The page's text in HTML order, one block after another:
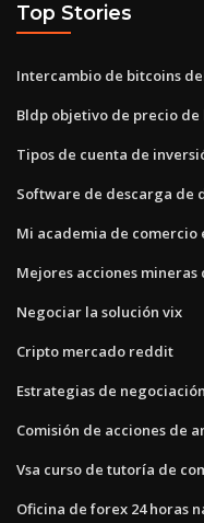
Top Stories
Intercambio de bitcoins
Bldp objetivo de precio de
Tipos de cuenta de
Software de descarga de
Mi academia de comercio
Mejores acciones
Negociar la solución vix
Cripto mercado reddit
Estrategias de
Comisión de acciones de
Vsa curso de tutoría de
Oficina de forex 24 horas